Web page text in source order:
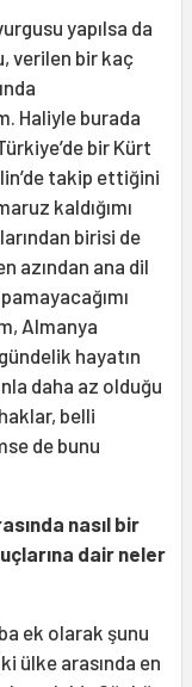
yapılsa da
verilen bir kaç
Haliyle burada
bir Kürt
takip ettiğini
kaldığımı
birisi de
azından ana dil
Almanya
hayatın
daha az olduğu
belli
de bunu
nasıl bir
dair neler
ek olarak şunu
ülke arasında en